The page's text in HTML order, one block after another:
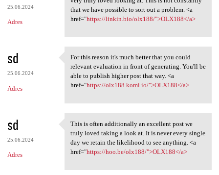
25.06.2024
Adres
that we have possible to sort out a problem. <a
href="https://linkin.bio/olx188/">OLX188</a>
sd
25.06.2024
Adres
For this reason it's much
For this reason it's much better that you could
relevant evaluation in front of generating. You'll be
able to publish higher post that way. <a
href="https://olx188.komi.io/">OLX188</a>
sd
25.06.2024
Adres
This is often additionally an
This is often additionally an excellent post we
truly loved taking a look at. It is never every single
day we retain the likelihood to see anything. <a
href="https://hoo.be/olx188/">OLX188</a>